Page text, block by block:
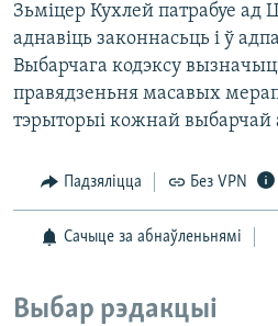
Зьміцер Кухлей патрабуе ад
аднавіць законнасьць і ў
Выбарчага кодэксу
правядзеньня масавых
тэрыторыі кожнай выбарчай
Падзяліцца Без VPN
Сачыце за абнаўленьнямі
Выбар рэдакцыі